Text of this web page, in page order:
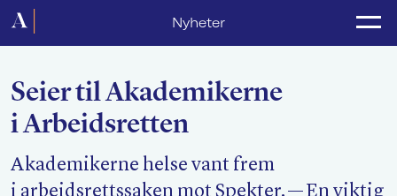
Nyheter
Forside
Lønnsoppgjør
Medlemsforeninger
Kurs og konferanser
Seier til Akademikerne
i Arbeidsretten
Akademikerne helse vant frem
i arbeidsrettssaken mot Spekter. — En viktig